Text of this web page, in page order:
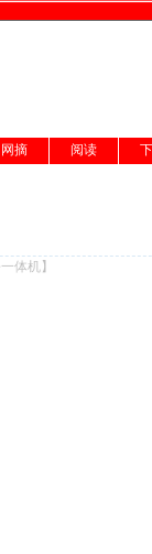
网摘 阅读
体机】